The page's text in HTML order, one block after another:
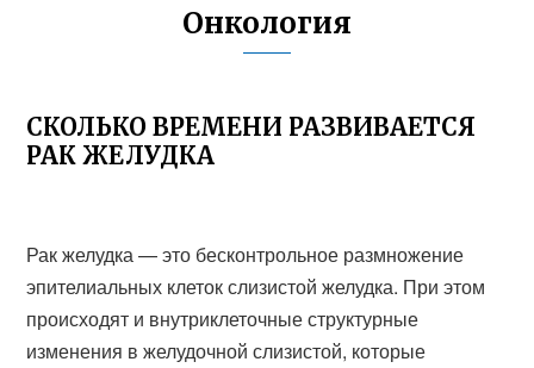
Онкология
СКОЛЬКО ВРЕМЕНИ РАЗВИВАЕТСЯ
РАК ЖЕЛУДКА
Рак желудка — это бесконтрольное размножение
эпителиальных клеток слизистой желудка. При этом
происходят и внутриклеточные структурные
изменения в желудочной слизистой, которые